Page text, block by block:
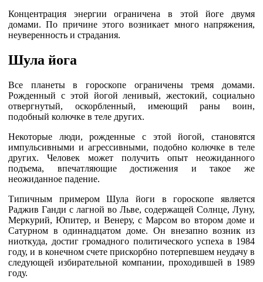
Концентрация энергии ограничена в этой йоге двумя
домами. По причине этого возникает много напряжения,
неуверенность и страдания.
Шула йога
Все планеты в гороскопе ограничены тремя домами.
Рожденный с этой йогой ленивый, жестокий, социально
отвергнутый, оскорбленный, имеющий раны воин,
подобный колючке в теле других.
Некоторые люди, рожденные с этой йогой, становятся
импульсивными и агрессивными, подобно колючке в теле
других. Человек может получить опыт неожиданного
подъема, впечатляющие достижения и такое же
неожиданное падение.
Типичным примером Шула йоги в гороскопе является
Раджив Ганди с лагной во Льве, содержащей Солнце, Луну,
Меркурий, Юпитер, и Венеру, с Марсом во втором доме и
Сатурном в одиннадцатом доме. Он внезапно возник из
ниоткуда, достиг громадного политического успеха в 1984
году, и в конечном счете прискорбно потерпевшем неудачу в
следующей избирательной компании, проходившей в 1989
году.